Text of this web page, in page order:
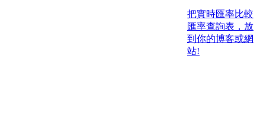
把實時匯率比較
匯率查詢表，放
到你的博客或網
站!